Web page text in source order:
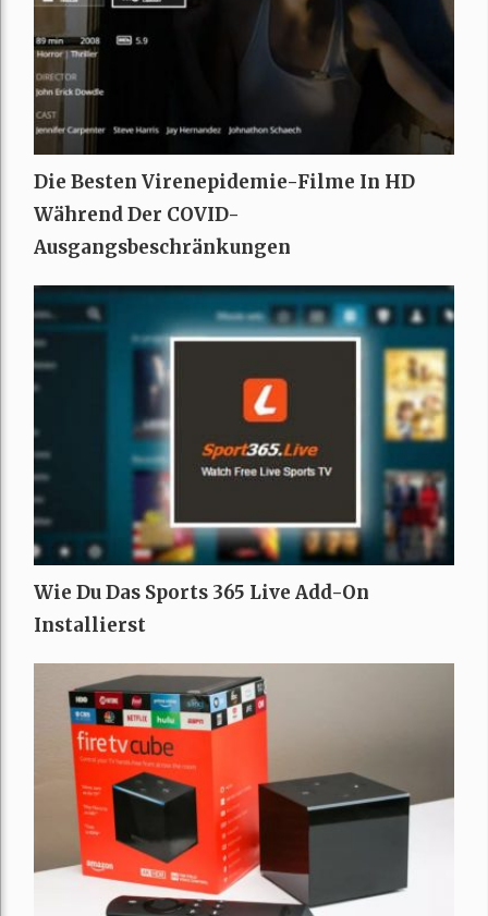
Die Besten Virenepidemie-Filme In HD
Während Der COVID-
Ausgangsbeschränkungen
Wie Du Das Sports 365 Live Add-On
Installierst